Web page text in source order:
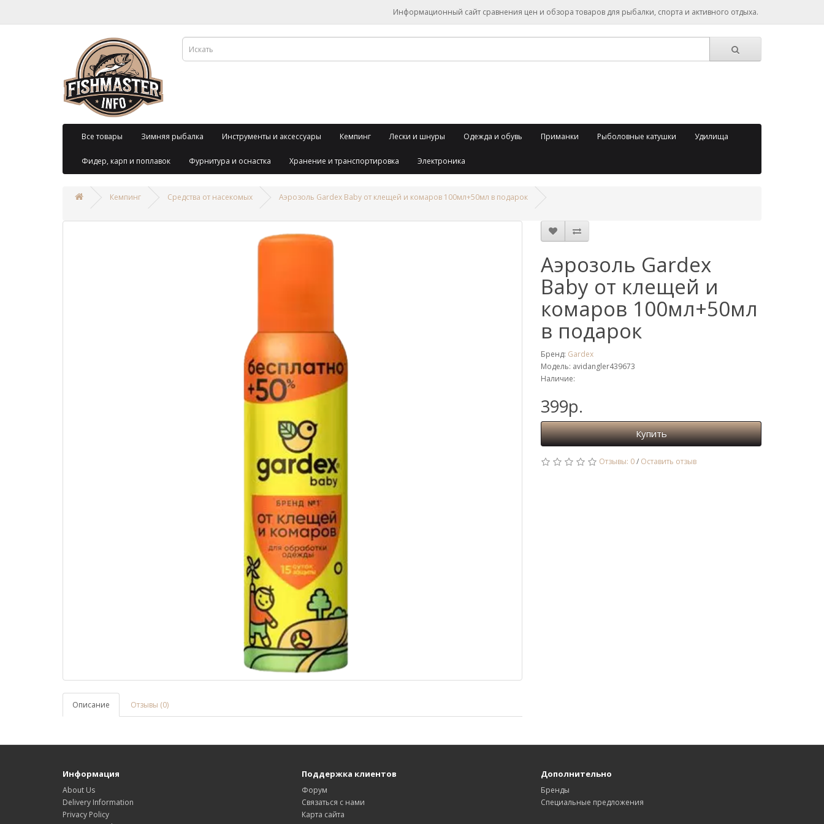
Информационный сайт сравнения цен и обзора товаров для рыбалки, спорта и активного отдыха.
Все товары Зимняя рыбалка Инструменты и аксессуары Кемпинг Лески и шнуры Одежда и обувь Приманки Рыболовные катушки Удилища
Фидер, карп и поплавок Фурнитура и оснастка Хранение и транспортировка Электроника
Кемпинг Средства от насекомых Аэрозоль Gardex Baby от клещей и комаров 100мл+50мл в подарок
Описание Отзывы (0)
Аэрозоль Gardex
Baby от клещей и
комаров 100мл+50мл
в подарок
Бренд: Gardex
Модель: avidangler439673
Наличие:
399р.
Купить
Отзывы: 0/ Оставить отзыв
Информация
About Us
Delivery Information
Privacy Policy
Поддержка клиентов
Форум
Связаться с нами
Карта сайта
Дополнительно
Бренды
Специальные предложения